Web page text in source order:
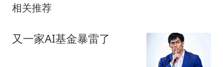
相关推荐
又一家AI基金暴雷了